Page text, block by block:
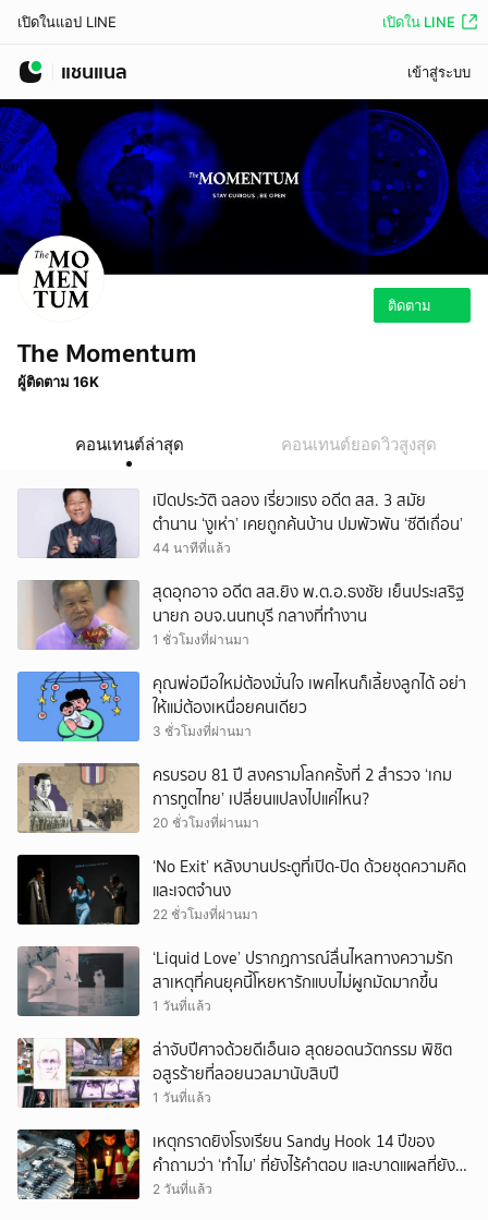
เปิดในแอป LINE เปิดใน LINE
แชนแนล เข้าสู่ระบบ
ติดตาม
The Momentum
ผู้ติดตาม 16K
คอนเทนต์ล่าสุด คอนเทนต์ยอดวิวสูงสุด
เปิดประวัติ ฉลอง เรี่ยวแรง อดีต สส. 3 สมัย
ตำนาน ‘งูเห่า’ เคยถูกค้นบ้าน ปมพัวพัน ‘ซีดีเถื่อน’
44 นาทีที่แล้ว
สุดอุกอาจ อดีต สส.ยิง พ.ต.อ.ธงชัย เย็นประเสริฐ
นายก อบจ.นนทบุรี กลางที่ทำงาน
1 ชั่วโมงที่ผ่านมา
คุณพ่อมือใหม่ต้องมั่นใจ เพศไหนก็เลี้ยงลูกได้ อย่า
ให้แม่ต้องเหนื่อยคนเดียว
3 ชั่วโมงที่ผ่านมา
ครบรอบ 81 ปี สงครามโลกครั้งที่ 2 สำรวจ ‘เกม
การทูตไทย’ เปลี่ยนแปลงไปแค่ไหน?
20 ชั่วโมงที่ผ่านมา
‘No Exit’ หลังบานประตูที่เปิด-ปิด ด้วยชุดความคิด
และเจตจำนง
22 ชั่วโมงที่ผ่านมา
‘Liquid Love’ ปรากฏการณ์ลื่นไหลทางความรัก
สาเหตุที่คนยุคนี้โหยหารักแบบไม่ผูกมัดมากขึ้น
1 วันที่แล้ว
ล่าจับปีศาจด้วยดีเอ็นเอ สุดยอดนวัตกรรม พิชิต
อสูรร้ายที่ลอยนวลมานับสิบปี
1 วันที่แล้ว
เหตุกราดยิงโรงเรียน Sandy Hook 14 ปีของ
คำถามว่า ‘ทำไม’ ที่ยังไร้คำตอบ และบาดแผลที่ยัง
ทวงความรับผิดชอบไม่จบ
2 วันที่แล้ว